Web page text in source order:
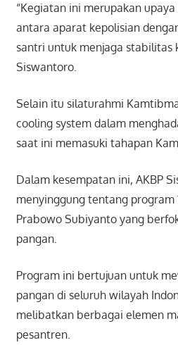
“Kegiatan ini merupakan
antara aparat kepolisian
santri untuk menjaga stabilitas
Siswantoro.
Selain itu silaturahmi
cooling system dalam
saat ini memasuki tahapan
Dalam kesempatan ini, AKBP
menyinggung tentang program
Prabowo Subiyanto yang
pangan.
Program ini bertujuan untuk
pangan di seluruh wilayah
melibatkan berbagai elemen
pesantren.